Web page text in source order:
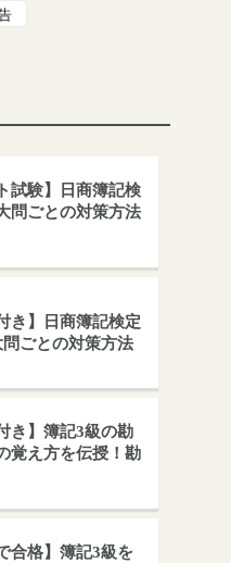
試験】日商簿記検
問ごとの対策方法
き】日商簿記検定
問ごとの対策方法
き】簿記3級の勘
覚え方を伝授！勘
合格】簿記3級を